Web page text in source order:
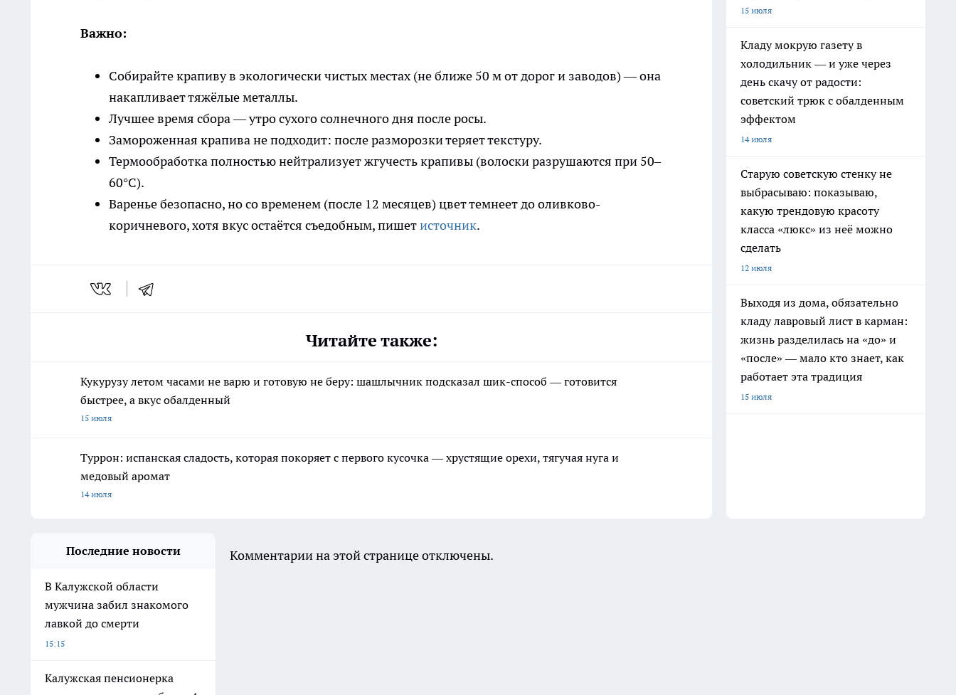
Важно:
Собирайте крапиву в экологически чистых местах (не ближе 50 м от дорог и заводов) — она
накапливает тяжёлые металлы.
Лучшее время сбора — утро сухого солнечного дня после росы.
Замороженная крапива не подходит: после разморозки теряет текстуру.
Термообработка полностью нейтрализует жгучесть крапивы (волоски разрушаются при 50–
60°C).
Варенье безопасно, но со временем (после 12 месяцев) цвет темнеет до оливково-
коричневого, хотя вкус остаётся съедобным, пишетисточник.
Читайте также:
Кукурузу летом часами не варю и готовую не беру: шашлычник подсказал шик-способ — готовится
быстрее, а вкус обалденный
15 июля
Туррон: испанская сладость, которая покоряет с первого кусочка — хрустящие орехи, тягучая нуга и
медовый аромат
14 июля
15 июля
Кладу мокрую газету в
холодильник — и уже через
день скачу от радости:
советский трюк с обалденным
эффектом
14 июля
Старую советскую стенку не
выбрасываю: показываю,
какую трендовую красоту
класса «люкс» из неё можно
сделать
12 июля
Выходя из дома, обязательно
кладу лавровый лист в карман:
жизнь разделилась на «до» и
«после» — мало кто знает, как
работает эта традиция
15 июля
Последние новости
В Калужской области
мужчина забил знакомого
лавкой до смерти
15:15
Калужская пенсионерка
Комментарии на этой странице отключены.